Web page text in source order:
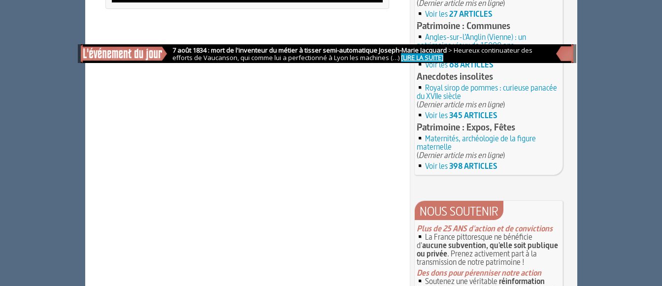
(Dernier article mis en ligne)
Voir les27 ARTICLES
Patrimoine : Communes
Angles-sur-l’Anglin (Vienne) : un
patrimoine vieux de 15000 ans
(Dernier article mis en ligne)
Voir les68 ARTICLES
Anecdotes insolites
Royal sirop de pommes : curieuse panacée
du XVIIe siècle
(Dernier article mis en ligne)
Voir les345 ARTICLES
Patrimoine : Expos, Fêtes
Maternités, archéologie de la figure
maternelle
(Dernier article mis en ligne)
Voir les398 ARTICLES
NOUS SOUTENIR
Plus de 25 ANS d'action et de convictions
La France pittoresque ne bénéficie
d'aucune subvention, qu'elle soit publique
ou privée. Prenez activement part à la
transmission de notre patrimoine !
Des dons pour pérenniser notre action
Soutenez une véritableréinformation